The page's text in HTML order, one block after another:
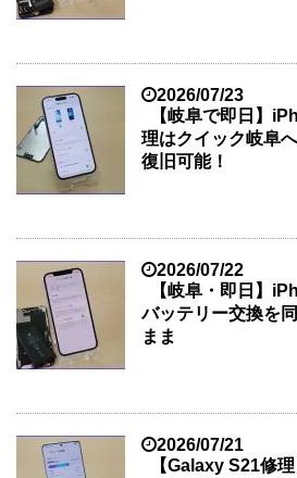
2026/07/23
【岐阜で即日】
理はクイック岐阜
復旧可能！
2026/07/22
【岐阜・即日】
バッテリー交換を
まま
2026/07/21
【Galaxy S21修